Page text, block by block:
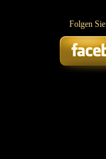
Folgen